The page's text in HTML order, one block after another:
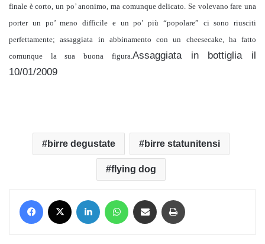
finale è corto, un po’ anonimo, ma comunque delicato. Se volevano fare una
porter un po’ meno difficile e un po’ più “popolare” ci sono riusciti
perfettamente; assaggiata in abbinamento con un cheesecake, ha fatto
comunque la sua buona figura.Assaggiata in bottiglia il
10/01/2009
birre degustate birre statunitensi
flying dog
Facebook LinkedIn WhatsApp Condividi via mail